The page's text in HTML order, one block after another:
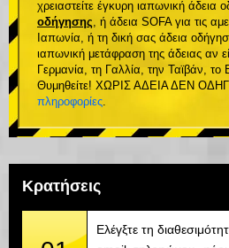
χρειαστείτε έγκυρη ιαπωνική άδεια
οδήγησης , ή άδεια SOFA για τις
Ιαπωνία, ή τη δική σας άδεια
ιαπωνική μετάφραση της άδειας αν
Γερμανία, τη Γαλλία, την Ταϊβάν, το
Θυμηθείτε! ΧΩΡΙΣ ΑΔΕΙΑ ΔΕΝ
πληροφορίες
Κρατήσεις
Ελέγξτε τη